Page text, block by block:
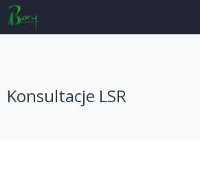
Konsultacje LSR